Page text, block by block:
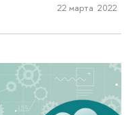
22 марта 2022